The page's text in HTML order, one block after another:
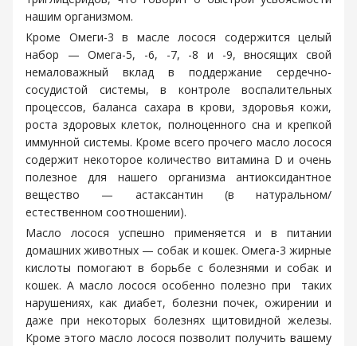
нашим организмом.
Кроме Омеги-3 в масле лосося содержится целый
набор — Омега-5, -6, -7, -8 и -9, вносящих свой
немаловажный вклад в поддержание сердечно-
сосудистой системы, в контроле воспалительных
процессов, баланса сахара в крови, здоровья кожи,
роста здоровых клеток, полноценного сна и крепкой
иммунной системы. Кроме всего прочего масло лосося
содержит некоторое количество витамина D и очень
полезное для нашего организма антиоксидантное
вещество — астаксантин (в натуральном/
естественном соотношении).
Масло лосося успешно применяется и в питании
домашних животных — собак и кошек. Омега-3 жирные
кислоты помогают в борьбе с болезнями и собак и
кошек. А масло лосося особенно полезно при таких
нарушениях, как диабет, болезни почек, ожирении и
даже при некоторых болезнях щитовидной железы.
Кроме этого масло лосося позволит получить вашему